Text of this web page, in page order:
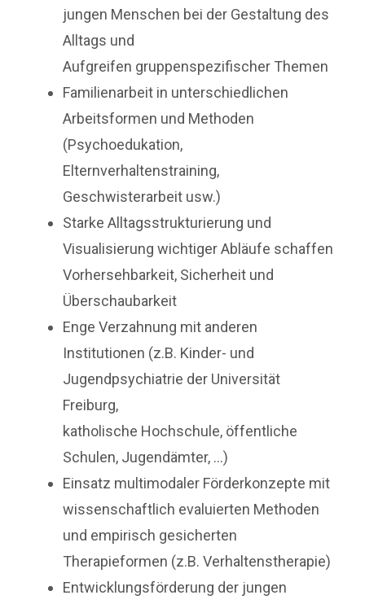
jungen Menschen bei der Gestaltung des
Alltags und
Aufgreifen gruppenspezifischer Themen
Familienarbeit in unterschiedlichen
Arbeitsformen und Methoden
(Psychoedukation,
Elternverhaltenstraining,
Geschwisterarbeit usw.)
Starke Alltagsstrukturierung und
Visualisierung wichtiger Abläufe schaffen
Vorhersehbarkeit, Sicherheit und
Überschaubarkeit
Enge Verzahnung mit anderen
Institutionen (z.B. Kinder- und
Jugendpsychiatrie der Universität
Freiburg,
katholische Hochschule, öffentliche
Schulen, Jugendämter, …)
Einsatz multimodaler Förderkonzepte mit
wissenschaftlich evaluierten Methoden
und empirisch gesicherten
Therapieformen (z.B. Verhaltenstherapie)
Entwicklungsförderung der jungen